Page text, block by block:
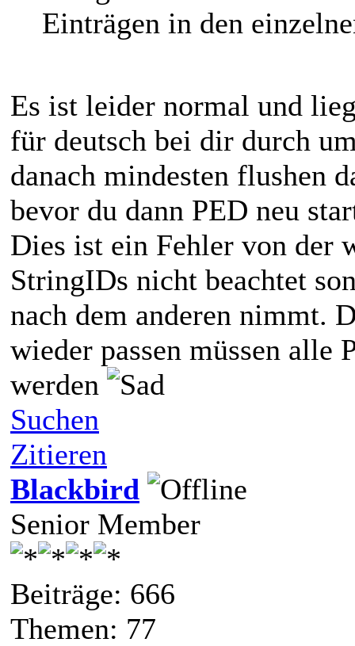
Einträgen in den
Es ist leider normal und
für deutsch bei dir durch
danach mindesten flushen
bevor du dann PED neu
Dies ist ein Fehler von der
StringIDs nicht beachtet
nach dem anderen nimmt.
wieder passen müssen alle
werden
Suchen
Zitieren
Blackbird
Senior Member
Beiträge: 666
Themen: 77